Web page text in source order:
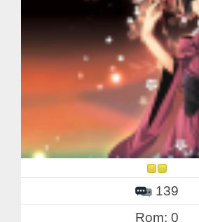
139
Rom: 0